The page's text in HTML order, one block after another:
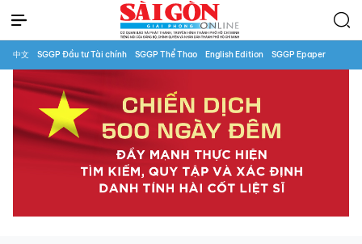
中文 SGGP Đầu tư Tài chính SGGP Thể Thao English Edition SGGP Epaper